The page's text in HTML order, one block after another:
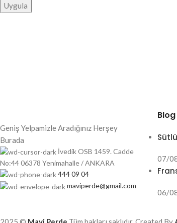
Uygula
Geniş Yelpamizle Aradığınız Herşey
Burada
İvedik OSB 1459. Cadde
No:44 06378 Yenimahalle / ANKARA
444 09 04
maviperde@gmail.com
Blog
07/
06/